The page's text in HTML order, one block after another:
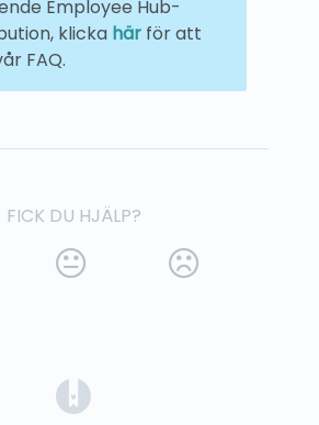
Employee Hub-
klicka här för att
FAQ.
FICK DU HJÄLP?